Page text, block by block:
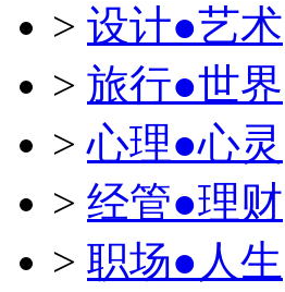
> 设计●艺术
> 旅行●世界
>心理●心灵
> 经管●理财
> 职场●人生